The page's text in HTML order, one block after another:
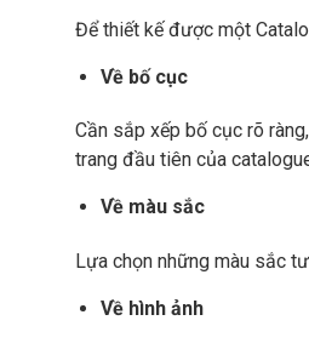
Để thiết kế được một
Về bố cục
Cần sắp xếp bố cục rõ
trang đầu tiên của
Về màu sắc
Lựa chọn những màu sắc
Về hình ảnh